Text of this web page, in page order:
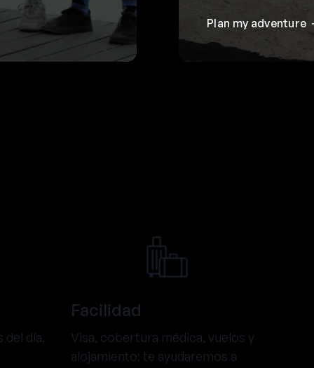
Plan my adventure
del día,
Facilidad
Visa, cobertura médica, vuelos y
alojamiento: te ayudaremos a